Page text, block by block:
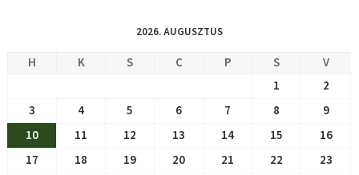
2026. AUGUSZTUS
H K S C P S
V
1
2
3
4 5 6 7 8
9
10
11 12 13 14 15
16
17
18 19 20 21 22
23